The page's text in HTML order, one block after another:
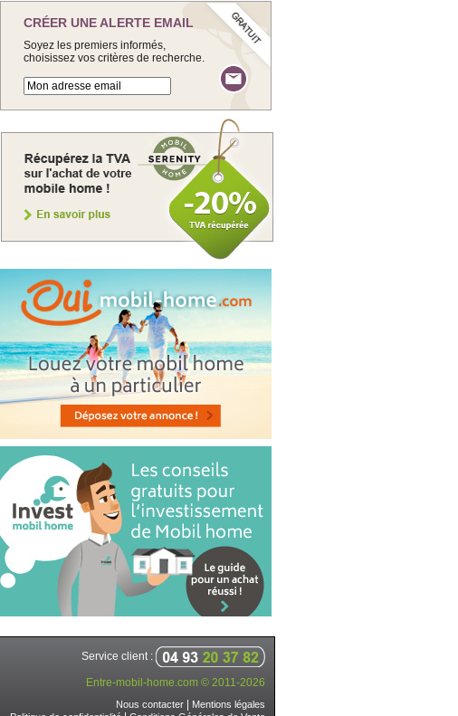
CRÉER UNE ALERTE EMAIL
Soyez les premiers informés,
choisissez vos critères de recherche.
Service client :
Entre-mobil-home.com © 2011-2026
Nous contacter
Mentions légales